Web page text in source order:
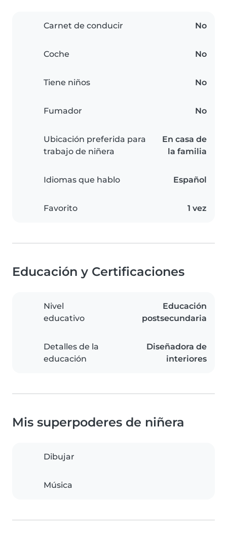
Carnet de conducir No
Coche No
Tiene niños No
Fumador No
Ubicación preferida para
trabajo de niñera
En casa de
la familia
Idiomas que hablo Español
Favorito 1 vez
Educación y Certificaciones
Nivel
educativo
Educación
postsecundaria
Detalles de la
educación
Diseñadora de
interiores
Mis superpoderes de niñera
Dibujar
Música